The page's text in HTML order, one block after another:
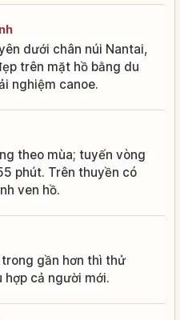
dưới chân núi Nantai,
trên mặt hồ bằng du
nghiệm canoe.
theo mùa; tuyến vòng
phút. Trên thuyền có
ven hồ.
gần hơn thì thử
hợp cả người mới.